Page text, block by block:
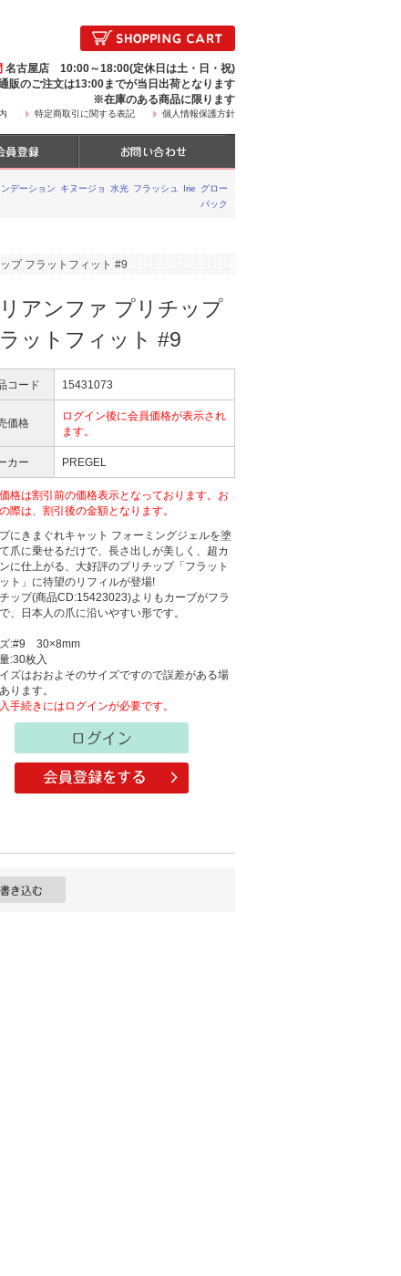
名古屋店 10:00～18:00(定休日は土・日・祝)
販のご注文は13:00までが当日出荷となります
※在庫のある商品に限ります
特定商取引に関する表記 個人情報保護方針
デーション キヌージョ 水光 フラッシュ Irie
グロー
パック
プ フラットフィット #9
アンファ プリチップ
ットフィット #9
コード 15431073
価格
ログイン後に会員価格が表示され
ます。
カー PREGEL
格は割引前の価格表示となっております。お
際は、割引後の金額となります。
にきまぐれキャット フォーミングジェルを塗
爪に乗せるだけで、長さ出しが美しく、超カ
に仕上がる、大好評のプリチップ「フラット
ト」に待望のリフィルが登場!
ップ(商品CD:15423023)よりもカーブがフラ
、日本人の爪に沿いやすい形です。
:#9 30×8mm
:30枚入
ズはおおよそのサイズですので誤差がある場
ります。
手続きにはログインが必要です。